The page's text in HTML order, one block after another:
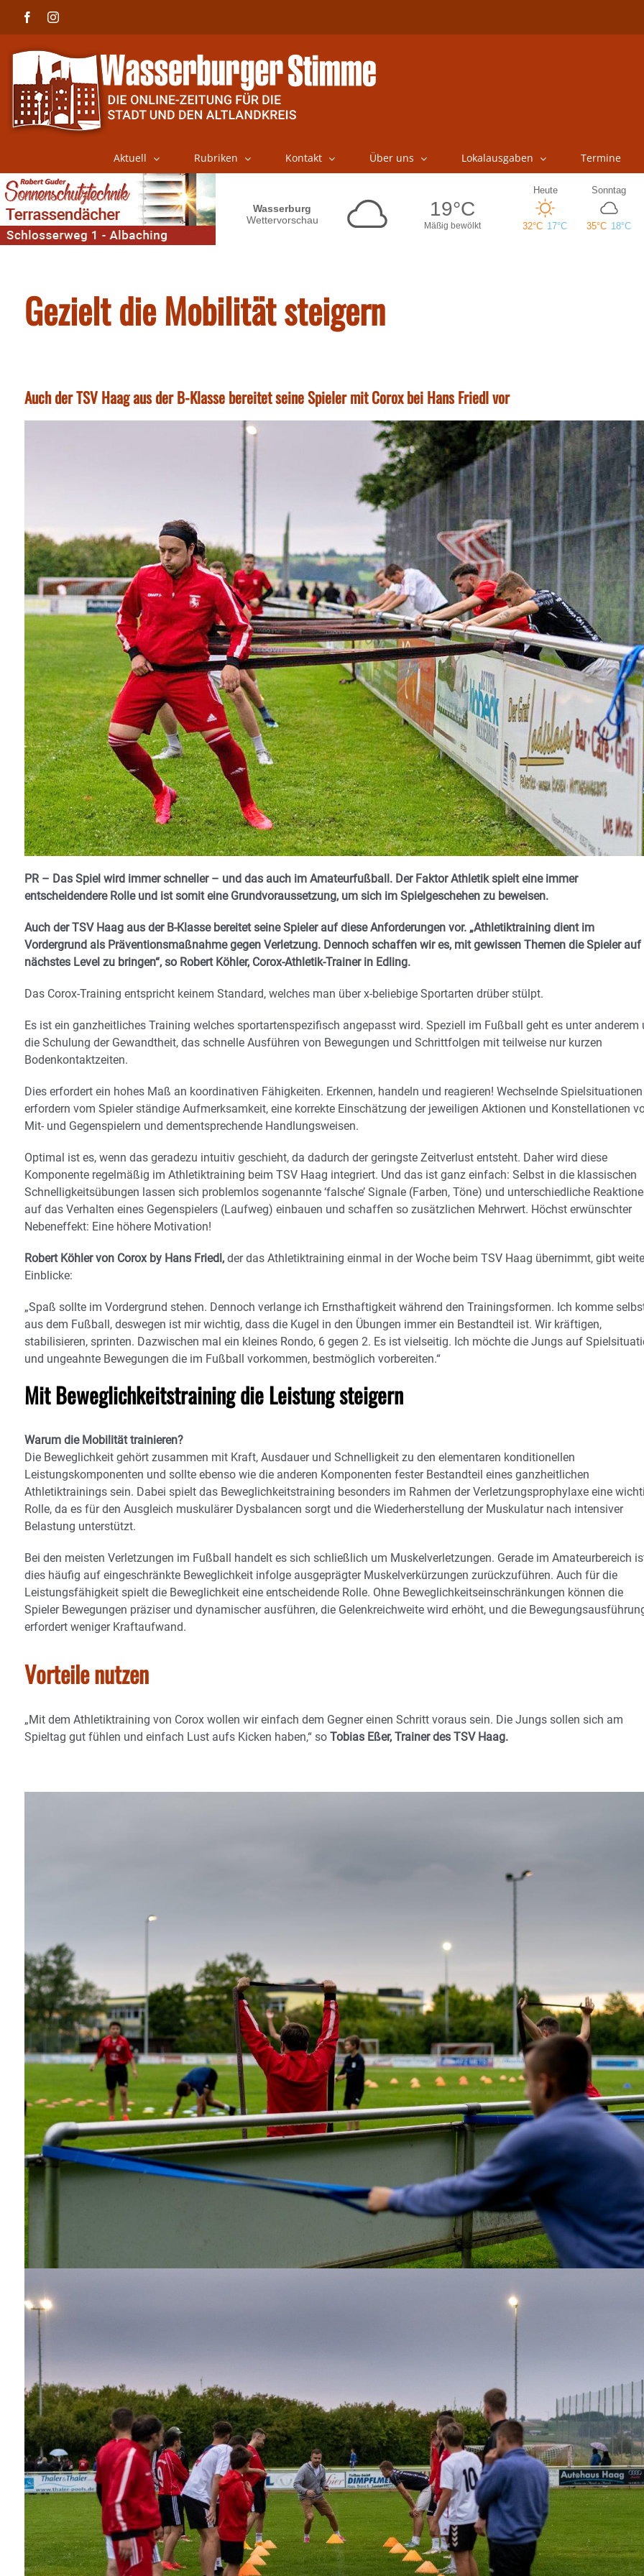
FacebookInstagram
Aktuell Rubriken Kontakt Über uns Lokalausgaben Termine
Gezielt die Mobilität steigern
Auch der TSV Haag aus der B-Klasse bereitet seine Spieler mit Corox bei Hans Friedl vor
PR – Das Spiel wird immer schneller – und das auch im Amateurfußball. Der Faktor Athletik spielt eine immer
entscheidendere Rolle und ist somit eine Grundvoraussetzung, um sich im Spielgeschehen zu beweisen.
Auch der TSV Haag aus der B-Klasse bereitet seine Spieler auf diese Anforderungen vor. „Athletiktraining dient im
Vordergrund als Präventionsmaßnahme gegen Verletzung. Dennoch schaffen wir es, mit gewissen Themen die Spieler auf
nächstes Level zu bringen“, so Robert Köhler, Corox-Athletik-Trainer in Edling.
Das Corox-Training entspricht keinem Standard, welches man über x-beliebige Sportarten drüber stülpt.
Es ist ein ganzheitliches Training welches sportartenspezifisch angepasst wird. Speziell im Fußball geht es unter anderem
die Schulung der Gewandtheit, das schnelle Ausführen von Bewegungen und Schrittfolgen mit teilweise nur kurzen
Bodenkontaktzeiten.
Dies erfordert ein hohes Maß an koordinativen Fähigkeiten. Erkennen, handeln und reagieren! Wechselnde Spielsituationen
erfordern vom Spieler ständige Aufmerksamkeit, eine korrekte Einschätzung der jeweiligen Aktionen und Konstellationen
Mit- und Gegenspielern und dementsprechende Handlungsweisen.
Optimal ist es, wenn das geradezu intuitiv geschieht, da dadurch der geringste Zeitverlust entsteht. Daher wird diese
Komponente regelmäßig im Athletiktraining beim TSV Haag integriert. Und das ist ganz einfach: Selbst in die klassischen
Schnelligkeitsübungen lassen sich problemlos sogenannte ‘falsche’ Signale (Farben, Töne) und unterschiedliche
auf das Verhalten eines Gegenspielers (Laufweg) einbauen und schaffen so zusätzlichen Mehrwert. Höchst erwünschter
Nebeneffekt: Eine höhere Motivation!
Robert Köhler von Corox by Hans Friedl, der das Athletiktraining einmal in der Woche beim TSV Haag übernimmt, gibt
Einblicke:
„Spaß sollte im Vordergrund stehen. Dennoch verlange ich Ernsthaftigkeit während den Trainingsformen. Ich komme
aus dem Fußball, deswegen ist mir wichtig, dass die Kugel in den Übungen immer ein Bestandteil ist. Wir kräftigen,
stabilisieren, sprinten. Dazwischen mal ein kleines Rondo, 6 gegen 2. Es ist vielseitig. Ich möchte die Jungs auf
und ungeahnte Bewegungen die im Fußball vorkommen, bestmöglich vorbereiten.“
Mit Beweglichkeitstraining die Leistung steigern
Warum die Mobilität trainieren?
Die Beweglichkeit gehört zusammen mit Kraft, Ausdauer und Schnelligkeit zu den elementaren konditionellen
Leistungskomponenten und sollte ebenso wie die anderen Komponenten fester Bestandteil eines ganzheitlichen
Athletiktrainings sein. Dabei spielt das Beweglichkeitstraining besonders im Rahmen der Verletzungsprophylaxe eine
Rolle, da es für den Ausgleich muskulärer Dysbalancen sorgt und die Wiederherstellung der Muskulatur nach intensiver
Belastung unterstützt.
Bei den meisten Verletzungen im Fußball handelt es sich schließlich um Muskelverletzungen. Gerade im Amateurbereich
dies häufig auf eingeschränkte Beweglichkeit infolge ausgeprägter Muskelverkürzungen zurückzuführen. Auch für die
Leistungsfähigkeit spielt die Beweglichkeit eine entscheidende Rolle. Ohne Beweglichkeitseinschränkungen können die
Spieler Bewegungen präziser und dynamischer ausführen, die Gelenkreichweite wird erhöht, und die
erfordert weniger Kraftaufwand.
Vorteile nutzen
„Mit dem Athletiktraining von Corox wollen wir einfach dem Gegner einen Schritt voraus sein. Die Jungs sollen sich am
Spieltag gut fühlen und einfach Lust aufs Kicken haben,“ so Tobias Eßer, Trainer des TSV Haag.